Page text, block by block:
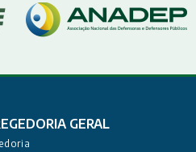
GERAL